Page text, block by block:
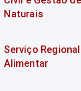
Naturais
Serviço
Alimentar